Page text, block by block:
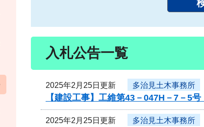
入札公告一覧
2025年2月25日更新 多治見土木事務所
【建設工事】工維第43－047H－7－
2025年2月25日更新 多治見土木事務所